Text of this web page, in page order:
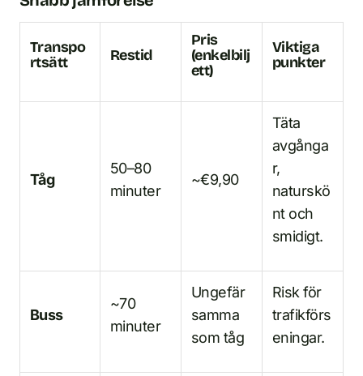
Transpo
rtsätt
Restid
Pris
(enkelbilj
ett)
Viktiga
punkter
Tåg
50–80
minuter
~€9,90
Täta
avgånga
r,
naturskö
nt och
smidigt.
Buss
~70
minuter
Ungefär
samma
som tåg
Risk för
trafikförs
eningar.